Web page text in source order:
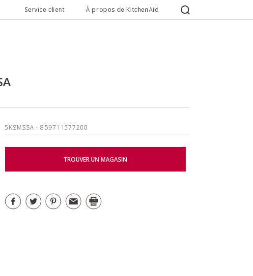
Service client À propos de KitchenAid
5KSMSSA- 859711577200
TROUVER UN MAGASIN